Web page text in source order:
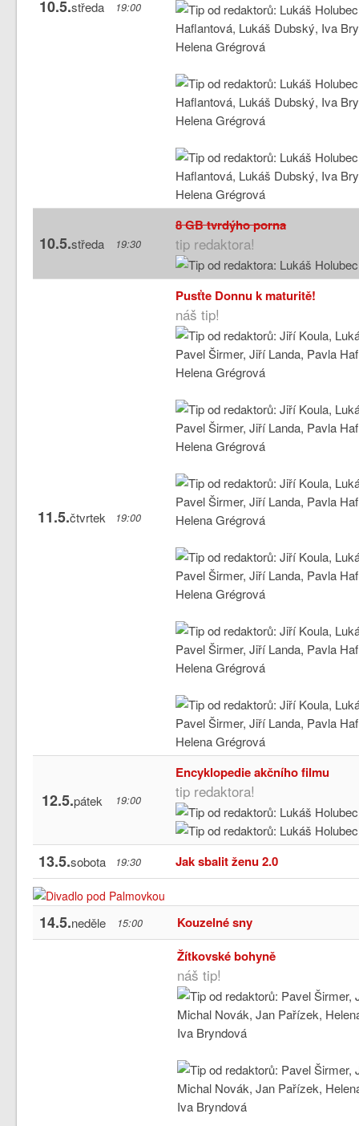
10.5.středa 19:00
10.5.středa 19:30
8 GB tvrdýho porna
tip redaktora!
11.5.čtvrtek 19:00
Pusťte Donnu k maturitě!
náš tip!
12.5.pátek 19:00
Encyklopedie akčního filmu
tip redaktora!
13.5.sobota 19:30 Jak sbalit ženu 2.0
14.5.neděle 15:00 Kouzelné sny
Žítkovské bohyně
náš tip!